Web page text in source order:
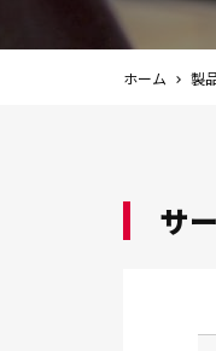
ホーム 製
サ